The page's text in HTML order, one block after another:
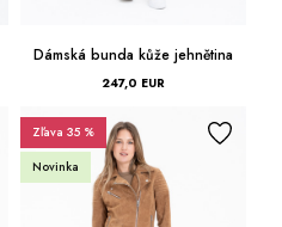
Dámská bunda kůže jehnětina
247,0 EUR
Zľava 35 %
Novinka